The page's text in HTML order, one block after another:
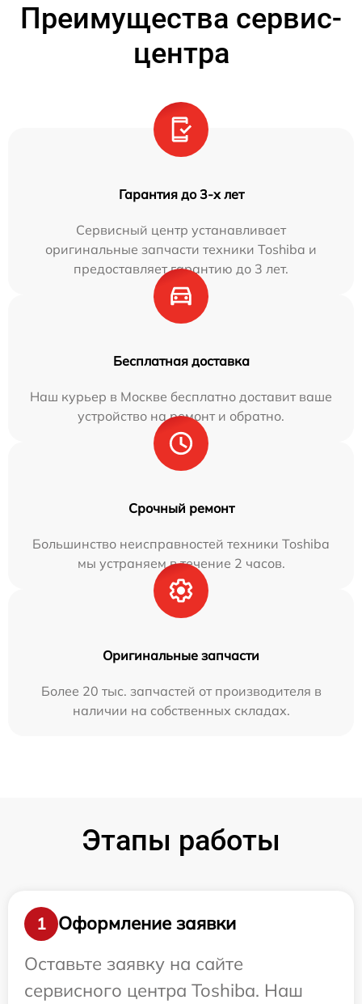
Преимущества сервис-
центра
Гарантия до 3-х лет
Сервисный центр устанавливает
оригинальные запчасти техники Toshiba и
предоставляет гарантию до 3 лет.
Бесплатная доставка
Наш курьер в Москве бесплатно доставит ваше
устройство на ремонт и обратно.
Срочный ремонт
Большинство неисправностей техники Toshiba
мы устраняем в течение 2 часов.
Оригинальные запчасти
Более 20 тыс. запчастей от производителя в
наличии на собственных складах.
Этапы работы
1
Оформление заявки
Оставьте заявку на сайте
сервисного центра Toshiba. Наш